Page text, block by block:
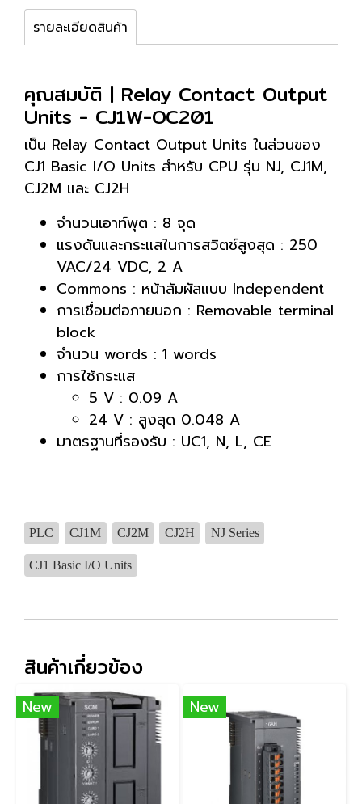
รายละเอียดสินค้า
คุณสมบัติ | Relay Contact Output
Units - CJ1W-OC201
เป็น Relay Contact Output Units ในส่วนของ
CJ1 Basic I/O Units สำหรับ CPU รุ่น NJ, CJ1M,
CJ2M และ CJ2H
จำนวนเอาท์พุต : 8 จุด
แรงดันและกระแสในการสวิตช์สูงสุด : 250
VAC/24 VDC, 2 A
Commons : หน้าสัมผัสแบบ Independent
การเชื่อมต่อภายนอก : Removable terminal
block
จำนวน words : 1 words
การใช้กระแส
5 V : 0.09 A
24 V : สูงสุด 0.048 A
มาตรฐานที่รองรับ : UC1, N, L, CE
PLC CJ1M CJ2M CJ2H NJ Series
CJ1 Basic I/O Units
สินค้าเกี่ยวข้อง
New New